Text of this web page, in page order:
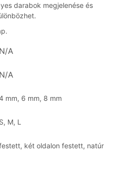
darabok megjelenése és
N/A
N/A
mm, 6 mm, 8 mm
S, M, L
két oldalon festett, natúr